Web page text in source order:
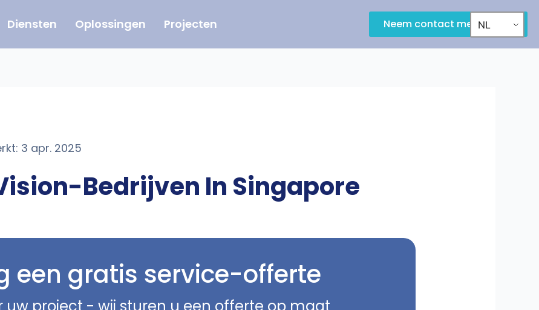
Diensten Oplossingen Projecten Neem contact met ons op
NL
3 apr. 2025
Bedrijven In Singapore
een gratis service-offerte